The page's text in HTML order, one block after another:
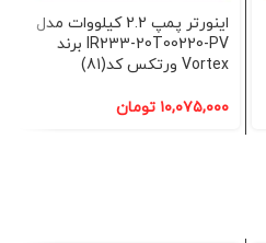
اینورتر پمپ 2.2 کیلووات مدل
IR233-20T00220-PV برند
Vortex ورتکس کد(81)
۱۰,۰۷۵,۰۰۰ تومان